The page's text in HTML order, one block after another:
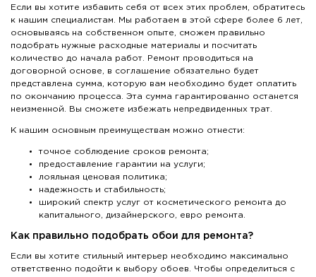
Если вы хотите избавить себя от всех этих проблем, обратитесь
к нашим специалистам. Мы работаем в этой сфере более 6 лет,
основываясь на собственном опыте, сможем правильно
подобрать нужные расходные материалы и посчитать
количество до начала работ. Ремонт проводиться на
договорной основе, в соглашение обязательно будет
представлена сумма, которую вам необходимо будет оплатить
по окончанию процесса. Эта сумма гарантированно останется
неизменной. Вы сможете избежать непредвиденных трат.
К нашим основным преимуществам можно отнести:
точное соблюдение сроков ремонта;
предоставление гарантии на услуги;
лояльная ценовая политика;
надежность и стабильность;
широкий спектр услуг от косметического ремонта до
капитального, дизайнерского, евро ремонта.
Как правильно подобрать обои для ремонта?
Если вы хотите стильный интерьер необходимо максимально
ответственно подойти к выбору обоев. Чтобы определиться с